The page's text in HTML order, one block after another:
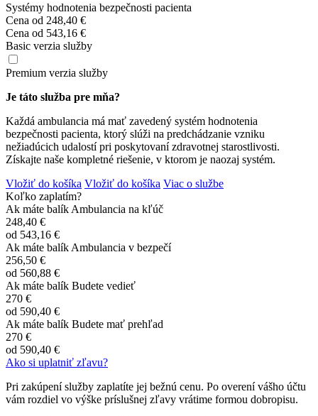
Systémy hodnotenia bezpečnosti pacienta
Cena od 248,40 €
Cena od 543,16 €
Basic verzia služby
Premium verzia služby
Je táto služba pre mňa?
Každá ambulancia má mať zavedený systém hodnotenia
bezpečnosti pacienta, ktorý slúži na predchádzanie vzniku
nežiadúcich udalostí pri poskytovaní zdravotnej starostlivosti.
Získajte naše kompletné riešenie, v ktorom je naozaj systém.
Vložiť do košíka Vložiť do košíka Viac o službe
Koľko zaplatím?
Ak máte balík Ambulancia na kľúč
248,40 €
od 543,16 €
Ak máte balík Ambulancia v bezpečí
256,50 €
od 560,88 €
Ak máte balík Budete vedieť
270 €
od 590,40 €
Ak máte balík Budete mať prehľad
270 €
od 590,40 €
Ako si uplatniť zľavu?
Pri zakúpení služby zaplatíte jej bežnú cenu. Po overení vášho účtu
vám rozdiel vo výške príslušnej zľavy vrátime formou dobropisu.